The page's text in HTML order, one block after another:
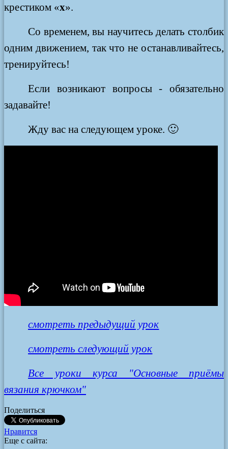
крестиком «х».
Со временем, вы научитесь делать столбик
одним движением, так что не останавливайтесь,
тренируйтесь!
Если возникают вопросы - обязательно
задавайте!
Жду вас на следующем уроке. 🙂
смотреть предыдущий урок
смотреть следующий урок
Все уроки курса "Основные приёмы
вязания крючком"
Поделиться
Нравится
Еще с сайта: